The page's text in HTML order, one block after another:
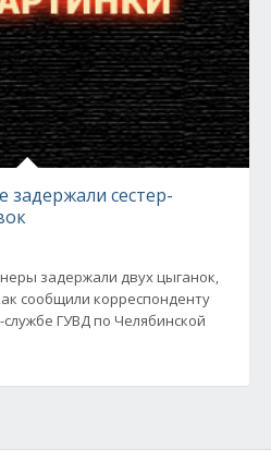
задержали сестер-
задержали двух цыганок,
сообщили корреспонденту
ГУВД по Челябинской